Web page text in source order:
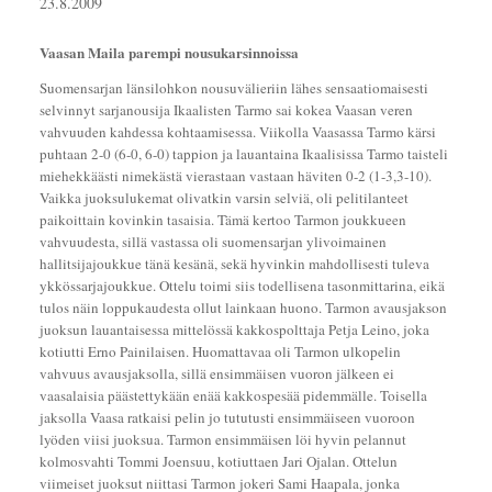
Vaasan Maila parempi nousukarsinnoissa
Suomensarjan länsilohkon nousuvälieriin lähes sensaatiomaisesti
selvinnyt sarjanousija Ikaalisten Tarmo sai kokea Vaasan veren
vahvuuden kahdessa kohtaamisessa. Viikolla Vaasassa Tarmo kärsi
puhtaan 2-0 (6-0, 6-0) tappion ja lauantaina Ikaalisissa Tarmo taisteli
miehekkäästi nimekästä vierastaan vastaan häviten 0-2 (1-3,3-10).
Vaikka juoksulukemat olivatkin varsin selviä, oli pelitilanteet
paikoittain kovinkin tasaisia. Tämä kertoo Tarmon joukkueen
vahvuudesta, sillä vastassa oli suomensarjan ylivoimainen
hallitsijajoukkue tänä kesänä, sekä hyvinkin mahdollisesti tuleva
ykkössarjajoukkue. Ottelu toimi siis todellisena tasonmittarina, eikä
tulos näin loppukaudesta ollut lainkaan huono. Tarmon avausjakson
juoksun lauantaisessa mittelössä kakkospolttaja Petja Leino, joka
kotiutti Erno Painilaisen. Huomattavaa oli Tarmon ulkopelin
vahvuus avausjaksolla, sillä ensimmäisen vuoron jälkeen ei
vaasalaisia päästettykään enää kakkospesää pidemmälle. Toisella
jaksolla Vaasa ratkaisi pelin jo tututusti ensimmäiseen vuoroon
lyöden viisi juoksua. Tarmon ensimmäisen löi hyvin pelannut
kolmosvahti Tommi Joensuu, kotiuttaen Jari Ojalan. Ottelun
viimeiset juoksut niittasi Tarmon jokeri Sami Haapala, jonka